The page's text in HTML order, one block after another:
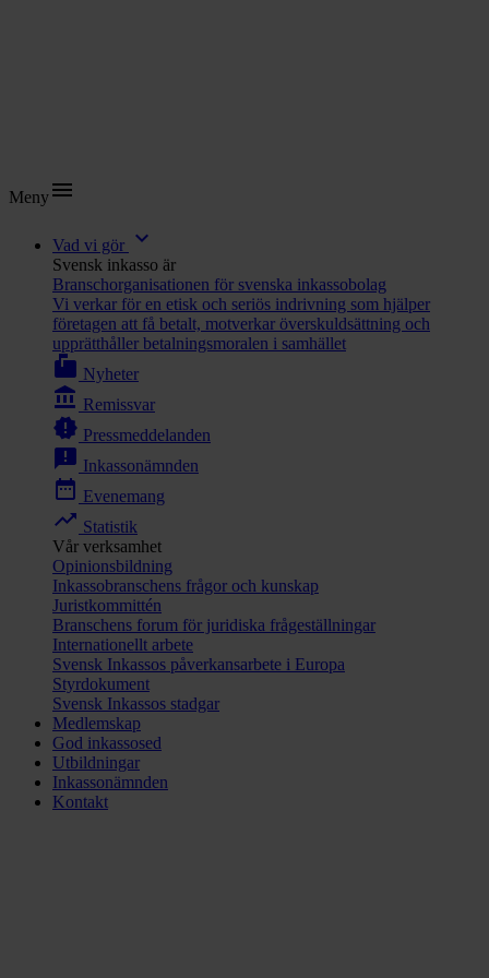
Menymenu
Vad vi gör expand_more
Svensk inkasso är
Branschorganisationen för svenska inkassobolag
Vi verkar för en etisk och seriös indrivning som hjälper
företagen att få betalt, motverkar överskuldsättning och
upprätthåller betalningsmoralen i samhället
markunread_mailbox Nyheter
account_balance Remissvar
new_releases Pressmeddelanden
announcement Inkassonämnden
date_range Evenemang
trending_up Statistik
Vår verksamhet
Opinionsbildning
Inkassobranschens frågor och kunskap
Juristkommittén
Branschens forum för juridiska frågeställningar
Internationellt arbete
Svensk Inkassos påverkansarbete i Europa
Styrdokument
Svensk Inkassos stadgar
Medlemskap
God inkassosed
Utbildningar
Inkassonämnden
Kontakt